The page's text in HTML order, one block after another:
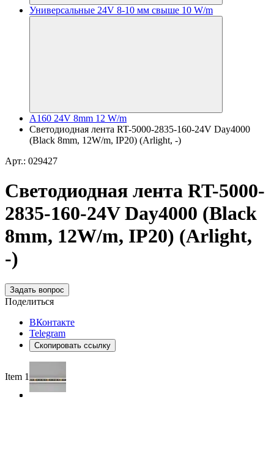
Универсальные 24V 8-10 мм свыше 10 W/m
A160 24V 8mm 12 W/m
Светодиодная лента RT-5000-2835-160-24V Day4000
(Black 8mm, 12W/m, IP20) (Arlight, -)
Арт.: 029427
Светодиодная лента RT-5000-
2835-160-24V Day4000 (Black
8mm, 12W/m, IP20) (Arlight,
-)
Задать вопрос
Поделиться
ВКонтакте
Telegram
Скопировать ссылку
Item 1 of 3